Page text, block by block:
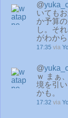
@
いても
か予算
し。そ
がわか
17:35 via
@
ｗ まぁ
境を引
かも。
17:32 via